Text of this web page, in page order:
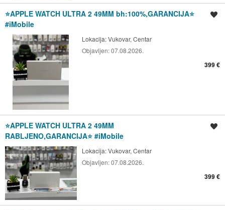
⭐️APPLE WATCH ULTRA 2 49MM bh:100%,GARANCIJA⭐️
#iMobile
Lokacija:Vukovar, Centar
Objavljen:07.08.2026.
399 €
⭐️APPLE WATCH ULTRA 2 49MM
RABLJENO,GARANCIJA⭐️ #iMobile
Lokacija:Vukovar, Centar
Objavljen:07.08.2026.
399 €